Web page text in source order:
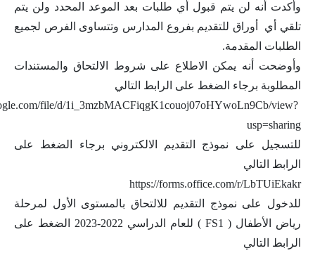
وأكدت أنه لن يتم قبول أي طلبات بعد الموعد المحدد ولن يتم
تلقي أي أوراق للتقديم بفروع المدارس وتتساوى الفرص لجميع
الطلبات المقدمة.
وأوضحت أنه يمكن الاطلاع على شروط الالتحاق والمستندات
المطلوبة برجاء الضغط على الرابط التالي
file/d/1i_3mzbMACFiqgK1couoj07oHYwoLn9Cb/view?
usp=sharing
للتسجيل على نموذج التقديم الالكتروني برجاء الضغط على
الرابط التالي
https://forms.office.com/r/LbTUiEkakr
للدخول على نموذج التقديم للالتحاق بالمستوى الأول لمرحلة
رياض الأطفال ( FS1 ) للعام الدراسي 2022-2023 الضغط على
الرابط التالي